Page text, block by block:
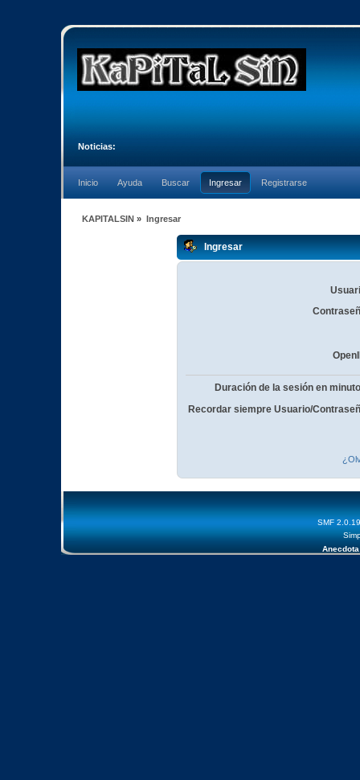
Noticias:
Inicio Ayuda Buscar Ingresar Registrarse
KAPITALSIN » Ingresar
Ingresar
Duración de la sesión en
Recordar siempre Usuario/
SMF 2.0.19
Anecdota